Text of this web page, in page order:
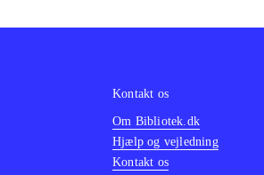
Kontakt os
Om Bibliotek.dk
Hjælp og vejledning
Kontakt os